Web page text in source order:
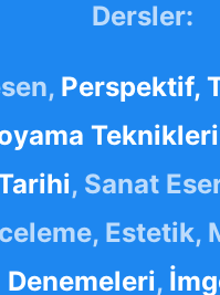
Dersler:
Perspektif,
Teknikleri
, Sanat
Estetik,
Denemeleri,